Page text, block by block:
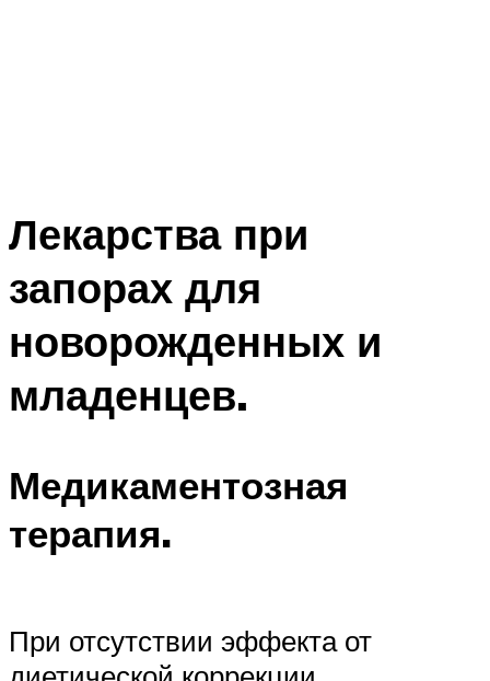
Лекарства при
запорах для
новорожденных и
младенцев.
Медикаментозная
терапия.
При отсутствии эффекта от